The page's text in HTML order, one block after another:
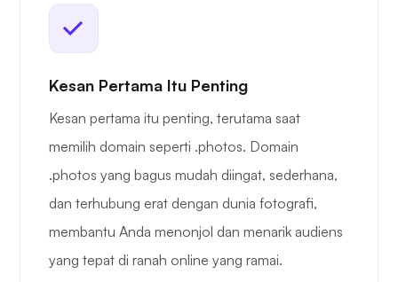
Kesan Pertama Itu Penting
Kesan pertama itu penting, terutama saat
memilih domain seperti .photos. Domain
.photos yang bagus mudah diingat, sederhana,
dan terhubung erat dengan dunia fotografi,
membantu Anda menonjol dan menarik audiens
yang tepat di ranah online yang ramai.